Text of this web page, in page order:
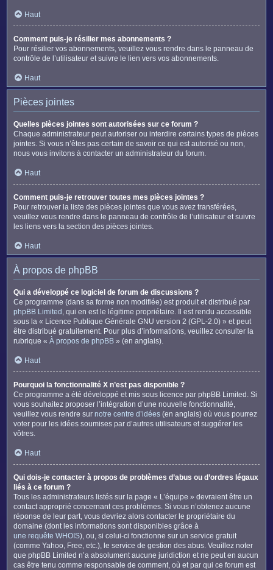
Haut
Comment puis-je résilier mes abonnements ?
Pour résilier vos abonnements, veuillez vous rendre dans le panneau de
contrôle de l’utilisateur et suivre le lien vers vos abonnements.
Haut
Pièces jointes
Quelles pièces jointes sont autorisées sur ce forum ?
Chaque administrateur peut autoriser ou interdire certains types de pièces
jointes. Si vous n’êtes pas certain de savoir ce qui est autorisé ou non,
nous vous invitons à contacter un administrateur du forum.
Haut
Comment puis-je retrouver toutes mes pièces jointes ?
Pour retrouver la liste des pièces jointes que vous avez transférées,
veuillez vous rendre dans le panneau de contrôle de l’utilisateur et suivre
les liens vers la section des pièces jointes.
Haut
À propos de phpBB
Qui a développé ce logiciel de forum de discussions ?
Ce programme (dans sa forme non modifiée) est produit et distribué par
phpBB Limited , qui en est le légitime propriétaire. Il est rendu accessible
sous la « Licence Publique Générale GNU version 2 (GPL-2.0) » et peut
être distribué gratuitement. Pour plus d’informations, veuillez consulter la
rubrique « À propos de phpBB » (en anglais).
Haut
Pourquoi la fonctionnalité X n’est pas disponible ?
Ce programme a été développé et mis sous licence par phpBB Limited. Si
vous souhaitez proposer l’intégration d’une nouvelle fonctionnalité,
veuillez vous rendre sur notre centre d’idées (en anglais) où vous pourrez
voter pour les idées soumises par d’autres utilisateurs et suggérer les
vôtres.
Haut
Qui dois-je contacter à propos de problèmes d’abus ou d’ordres légaux
liés à ce forum ?
Tous les administrateurs listés sur la page « L’équipe » devraient être un
contact approprié concernant ces problèmes. Si vous n’obtenez aucune
réponse de leur part, vous devriez alors contacter le propriétaire du
domaine (dont les informations sont disponibles grâce à
une requête WHOIS), ou, si celui-ci fonctionne sur un service gratuit
(comme Yahoo, Free, etc.), le service de gestion des abus. Veuillez noter
que phpBB Limited n’a absolument aucune juridiction et ne peut en aucun
cas être tenu comme responsable de comment, où et par qui ce forum est